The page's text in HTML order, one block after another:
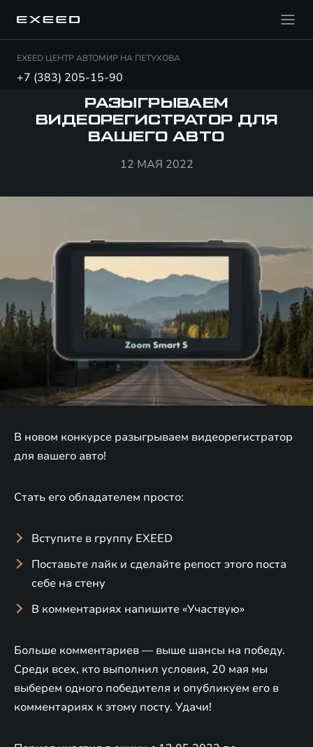
EXEED ЦЕНТР АВТОМИР НА ПЕТУХОВА
+7 (383) 205-15-90
РАЗЫГРЫВАЕМ
ВИДЕОРЕГИСТРАТОР ДЛЯ
ВАШЕГО АВТО
12 МАЯ 2022
В новом конкурсе разыгрываем видеорегистратор
для вашего авто!
Стать его обладателем просто:
Вступите в группу EXEED
Поставьте лайк и сделайте репост этого поста
себе на стену
В комментариях напишите «Участвую»
Больше комментариев — выше шансы на победу.
Среди всех, кто выполнил условия, 20 мая мы
выберем одного победителя и опубликуем его в
комментариях к этому посту. Удачи!